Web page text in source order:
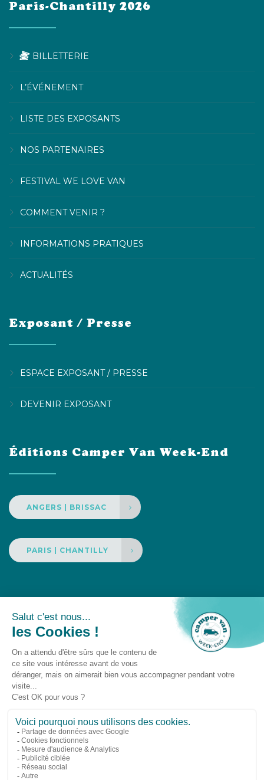
Paris-Chantilly 2026
BILLETTERIE
L’ÉVÉNEMENT
LISTE DES EXPOSANTS
NOS PARTENAIRES
FESTIVAL WE LOVE VAN
COMMENT VENIR ?
INFORMATIONS PRATIQUES
ACTUALITÉS
Exposant / Presse
ESPACE EXPOSANT / PRESSE
DEVENIR EXPOSANT
Éditions Camper Van Week-End
ANGERS | BRISSAC
PARIS | CHANTILLY
Un événement
Camper Van Week-End © 2025 -
cookies-Droit à l'oubli